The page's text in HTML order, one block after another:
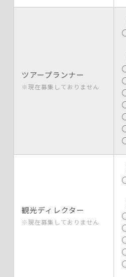
ツアープランナー
※現在募集しておりません
観光ディレクター
※現在募集しておりません